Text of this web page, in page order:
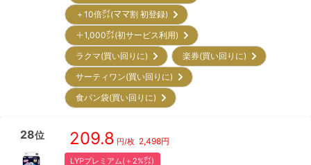
＋10倍㌽(ママ割 初登録)
＋1,000㌽(初サービス利用)
ラクマ(買い回りに)
楽券(買い回りに)
サーティワン(買い回りに)
食パン袋(買い回りに)
28位 209.8 円/枚 2,498円
LYPプレミアム(＋2%㌽)